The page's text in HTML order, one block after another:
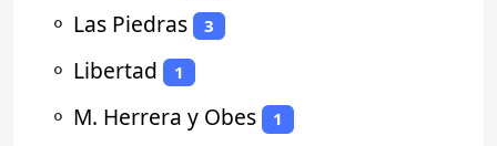
⚬ Las Piedras 3
⚬ Libertad 1
⚬ M. Herrera y Obes 1